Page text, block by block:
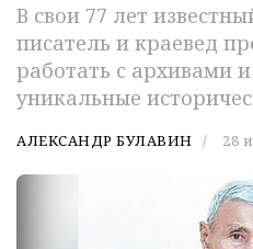
В свои 77 лет
писатель и краевед
работать с архивами
уникальные
АЛЕКСАНДР БУЛАВИН 28